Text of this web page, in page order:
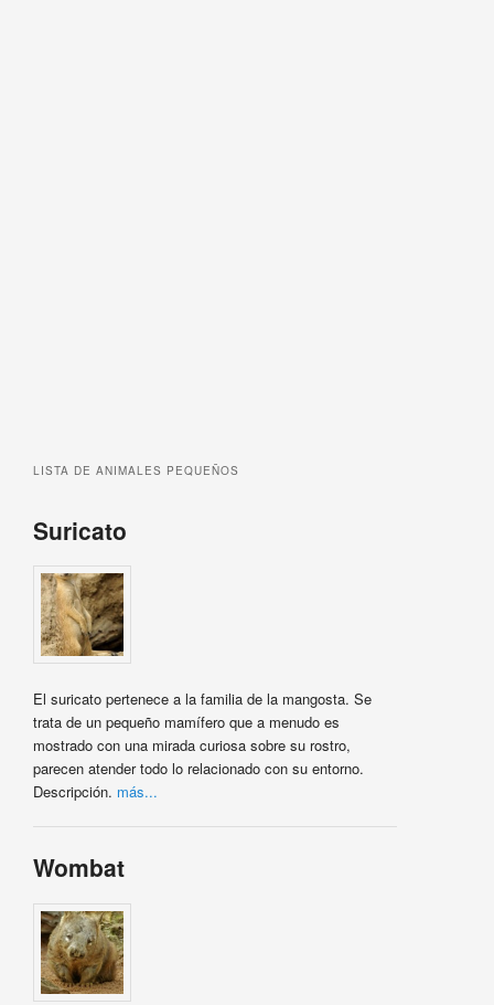
LISTA DE ANIMALES PEQUEÑOS
Suricato
El suricato pertenece a la familia de la mangosta. Se
trata de un pequeño mamífero que a menudo es
mostrado con una mirada curiosa sobre su rostro,
parecen atender todo lo relacionado con su entorno.
Descripción. más...
Wombat